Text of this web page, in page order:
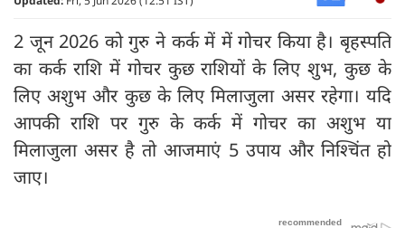
2 जून 2026 को गुरु ने कर्क में में गोचर किया है। बृहस्पति
का कर्क राशि में गोचर कुछ राशियों के लिए शुभ, कुछ के
लिए अशुभ और कुछ के लिए मिलाजुला असर रहेगा। यदि
आपकी राशि पर गुरु के कर्क में गोचर का अशुभ या
मिलाजुला असर है तो आजमाएं 5 उपाय और निश्चिंत हो
जाए।